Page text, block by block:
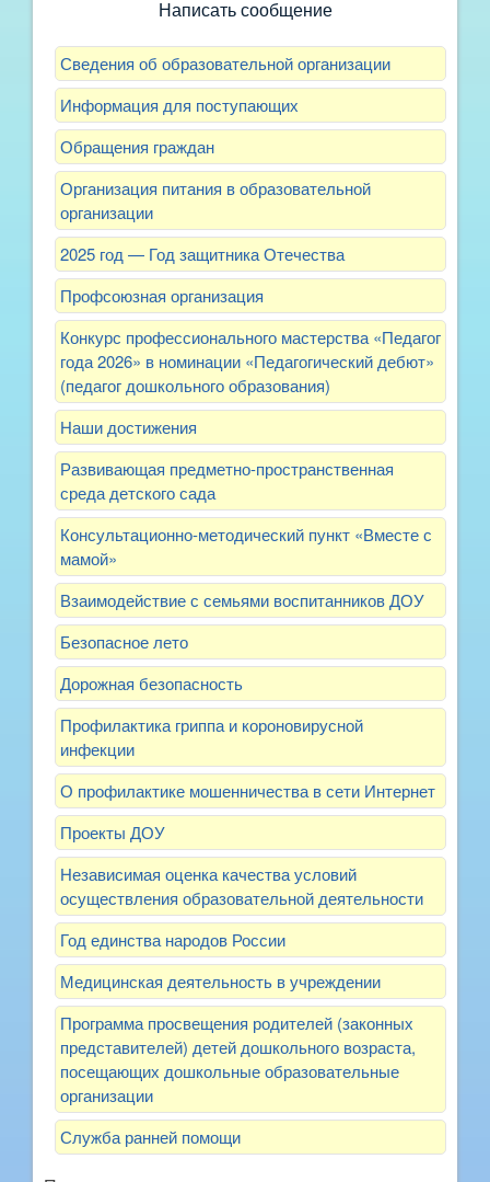
Написать сообщение
Сведения об образовательной организации
Информация для поступающих
Обращения граждан
Организация питания в образовательной
организации
2025 год — Год защитника Отечества
Профсоюзная организация
Конкурс профессионального мастерства «Педагог
года 2026» в номинации «Педагогический дебют»
(педагог дошкольного образования)
Наши достижения
Развивающая предметно-пространственная
среда детского сада
Консультационно-методический пункт «Вместе с
мамой»
Взаимодействие с семьями воспитанников ДОУ
Безопасное лето
Дорожная безопасность
Профилактика гриппа и короновирусной
инфекции
О профилактике мошенничества в сети Интернет
Проекты ДОУ
Независимая оценка качества условий
осуществления образовательной деятельности
Год единства народов России
Медицинская деятельность в учреждении
Программа просвещения родителей (законных
представителей) детей дошкольного возраста,
посещающих дошкольные образовательные
организации
Служба ранней помощи